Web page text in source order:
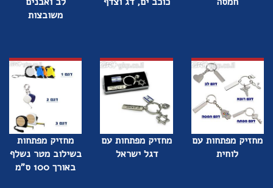
משובצות
מחזיק מפתחות עם
לוחית
מחזיק מפתחות עם
דגל ישראל
מחזיק מפתחות
בשילוב מטר נשלף
באורך 100 ס"מ